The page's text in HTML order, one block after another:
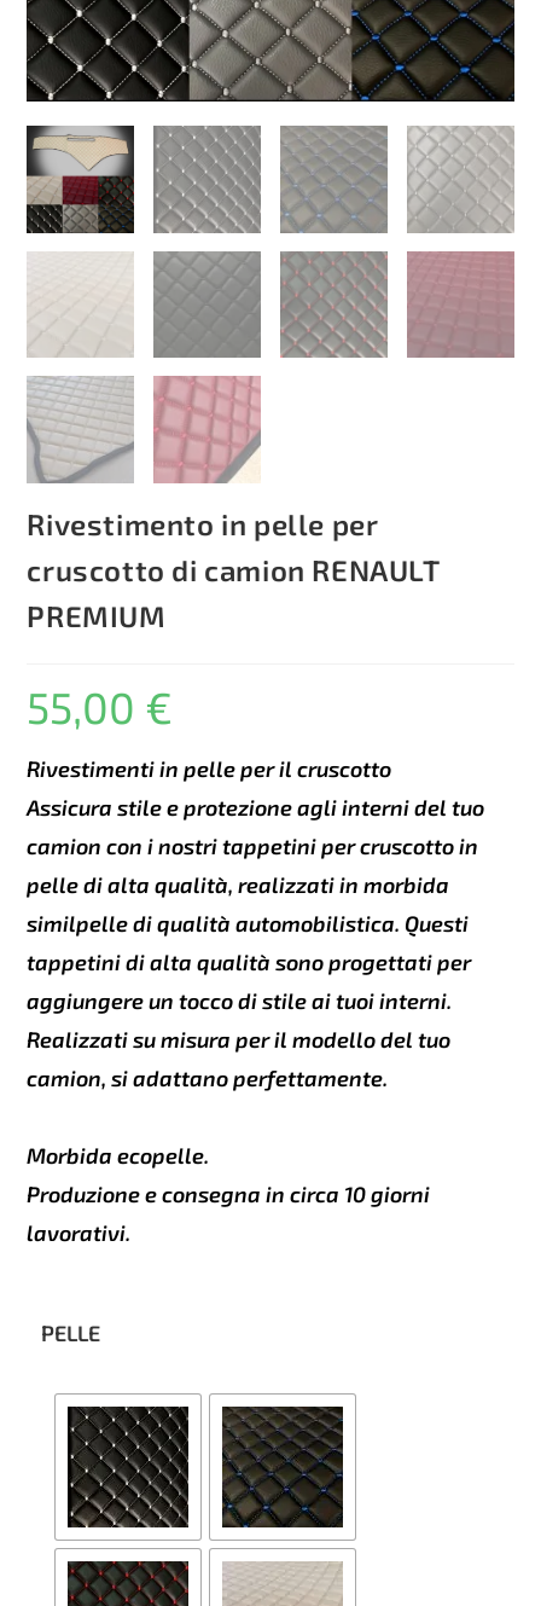
Rivestimento in pelle per
cruscotto di camion RENAULT
PREMIUM
55,00 €
Rivestimenti in pelle per il cruscotto
Assicura stile e protezione agli interni del tuo
camion con i nostri tappetini per cruscotto in
pelle di alta qualità, realizzati in morbida
similpelle di qualità automobilistica. Questi
tappetini di alta qualità sono progettati per
aggiungere un tocco di stile ai tuoi interni.
Realizzati su misura per il modello del tuo
camion, si adattano perfettamente.
Morbida ecopelle.
Produzione e consegna in circa 10 giorni
lavorativi.
PELLE